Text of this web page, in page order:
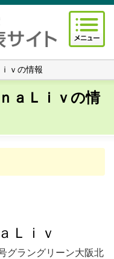
ｖの情報
ａＬｉｖの情
Ｌｉｖ
グラングリーン大阪北